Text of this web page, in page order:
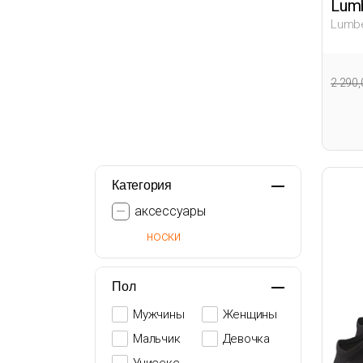
Категория
аксессуары
носки
Пол
Мужчины
Женщины
Мальчик
Девочка
2